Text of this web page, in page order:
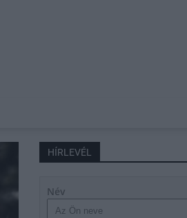
HÍRLEVÉL
Név